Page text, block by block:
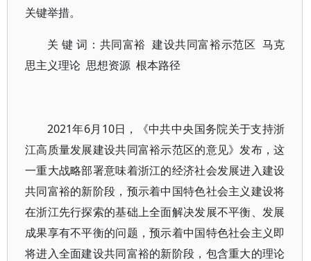
关键举措。
关 键 词：共同富裕 建设共同富裕示范区 马克
思主义理论 思想资源 根本路径
2021年6月10日，《中共中央国务院关于支持浙
江高质量发展建设共同富裕示范区的意见》发布，这
一重大战略部署意味着浙江的经济社会发展进入建设
共同富裕的新阶段，预示着中国特色社会主义建设将
在浙江先行探索的基础上全面解决发展不平衡、发展
成果享有不平衡的问题，预示着中国特色社会主义即
将进入全面建设共同富裕的新阶段，包含重大的理论